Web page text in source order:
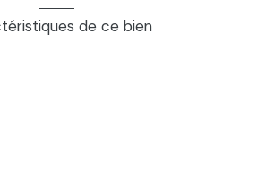
de ce bien